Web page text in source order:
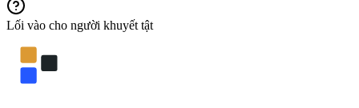
Lối vào cho người khuyết tật